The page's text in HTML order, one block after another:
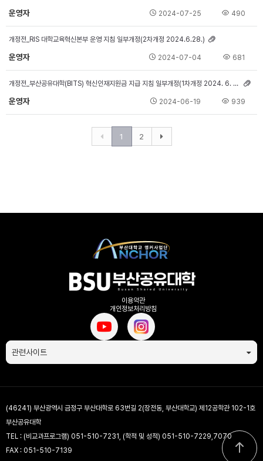
운영자 2024-07-25 490
개정전_RIS 대학교육혁신본부 운영 지침 일부개정(2차개정 2024.6.28.)
운영자 2024-07-04 681
개정전_부산공유대학(BITS) 혁신인재지원금 지급 지침 일부개정(1차개정 2024. 6. 18.)
운영자 2024-06-19 939
1 2
이용약관
개인정보처리방침
관련사이트
(46241) 부산광역시 금정구 부산대학로 63번길 2(장전동, 부산대학교) 제12공학관 102-1호
부산공유대학
TEL : (비교과프로그램) 051-510-7231, (학적 및 성적) 051-510-7229,7070
FAX : 051-510-7139